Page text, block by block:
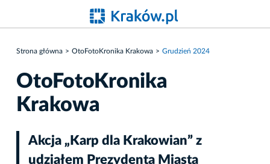
Strona główna OtoFotoKronika Krakowa Grudzień 2024
OtoFotoKronika
Krakowa
Akcja „Karp dla Krakowian” z
udziałem Prezydenta Miasta